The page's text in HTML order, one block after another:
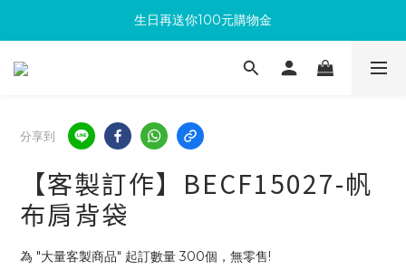
滿300回饋10%購物金
生日再送你100元購物金
加入成為新會員 馬上領取50元購物金
分享到
【客製訂作】BECF15027-帆
布肩背袋
為 "大量客製商品" 起訂數量 300個，無零售!